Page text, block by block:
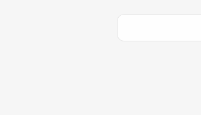
م
ک